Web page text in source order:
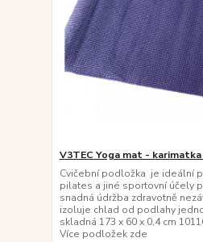
V3TEC Yoga mat -
Cvičební podložka je ideální
pilates a jiné sportovní účely
snadná údržba zdravotně
izoluje chlad od podlahy
skladná 173 x 60 x 0,4 cm
Více podložek zde